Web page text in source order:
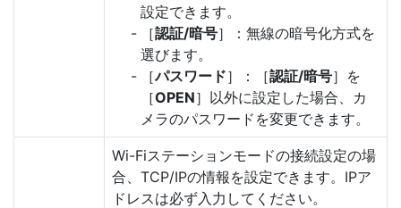
設定できます。
［認証/暗号］：無線の暗号化方式を
選びます。
［パスワード］：［認証/暗号］を
［OPEN］以外に設定した場合、カ
メラのパスワードを変更できます。
Wi-Fiステーションモードの接続設定の場
合、TCP/IPの情報を設定できます。IPア
ドレスは必ず入力してください。